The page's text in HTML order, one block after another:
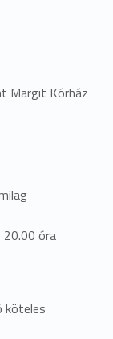
Kórház
óra